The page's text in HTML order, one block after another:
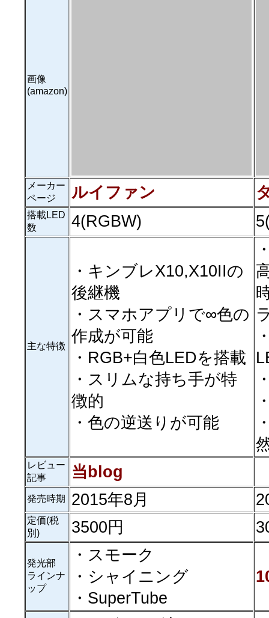
画像
(amazon)
メーカー
ページ
ルイファン
搭載LED
数
4(RGBW)
主な特徴
・キンブレX10,X10IIの
後継機
・スマホアプリで∞色の
作成が可能
・RGB+白色LEDを搭載
・スリムな持ち手が特
徴的
・色の逆送りが可能
レビュー
記事
当blog
発売時期 2015年8月
定価(税
別)
3500円
発光部
ラインナ
ップ
・スモーク
・シャイニング
・SuperTube